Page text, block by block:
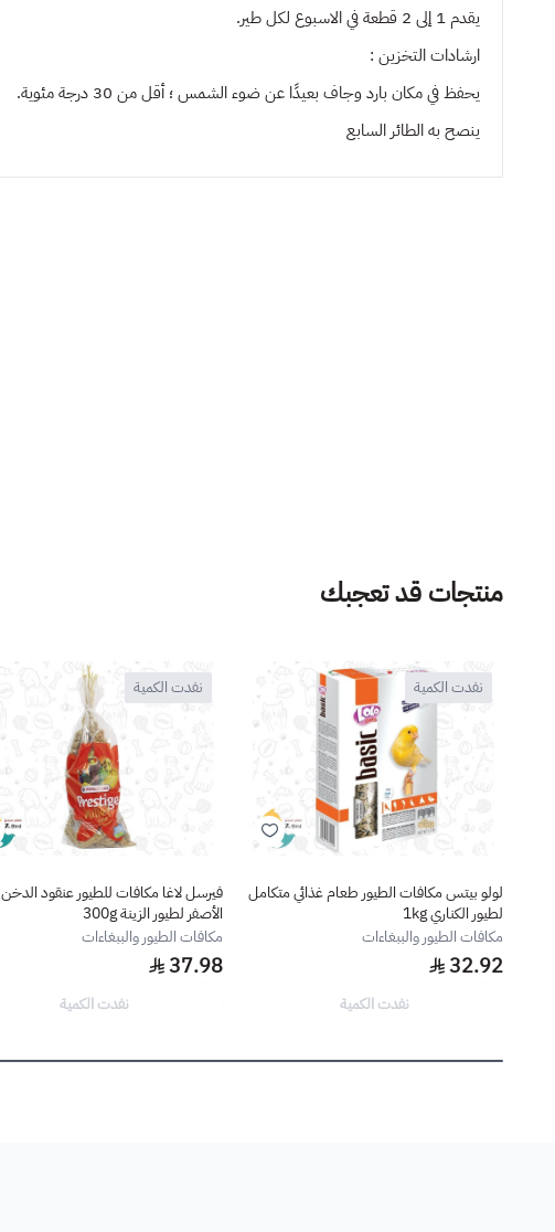
يقدم 1 إلى 2 قطعة في الاسبوع لكل طير.
ارشادات التخزين :
يحفظ في مكان بارد وجاف بعيدًا عن ضوء الشمس ؛ أقل من 30 درجة مئوية.
ينصح بهالطائر السابع
منتجات قد تعجبك
نفدت الكمية
لولو بيتس مكافات الطيور طعام غذائي متكامل
لطيور الكناري 1kg
مكافات الطيور والببغاءات
32.92
نفدت الكمية
نفدت الكمية
فيرسل لاغا مكافات للطيور عنقود الدخن
الأصفر لطيور الزينة 300g
مكافات الطيور والببغاءات
37.98
نفدت الكمية